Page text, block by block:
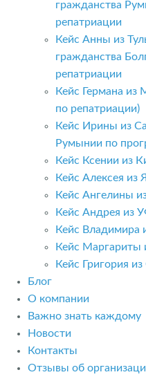
гражданства
репатриации
Кейс Анны из
гражданства
репатриации
Кейс Германа
по репатриации)
Кейс Ирины из
Румынии по
Кейс Ксении из
Кейс Алексея из
Кейс Ангелины
Кейс Андрея из
Кейс Владимира
Кейс Маргариты
Кейс Григория
Блог
О компании
Важно знать каждому
Новости
Контакты
Отзывы об